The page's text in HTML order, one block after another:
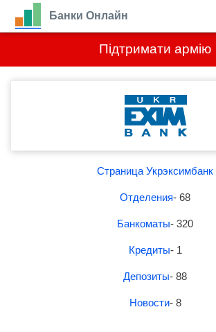
Підтримати армію
Банки Онлайн
Страница Укрэксимбанк
Отделения- 68
Банкоматы- 320
Кредиты- 1
Депозиты- 88
Новости- 8